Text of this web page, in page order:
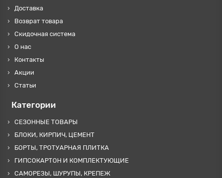
Доставка
Возврат товара
Скидочная система
О нас
Контакты
Акции
Статьи
Категории
СЕЗОННЫЕ ТОВАРЫ
БЛОКИ, КИРПИЧ, ЦЕМЕНТ
БОРТЫ, ТРОТУАРНАЯ ПЛИТКА
ГИПСОКАРТОН И КОМПЛЕКТУЮЩИЕ
САМОРЕЗЫ, ШУРУПЫ, КРЕПЕЖ